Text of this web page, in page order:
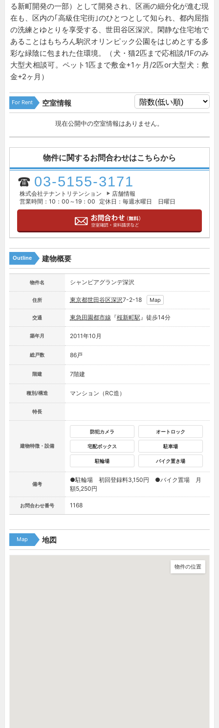
る新町開発の一部）として開発され、区画の細分化が進む現
在も、区内の｢高級住宅街｣のひとつとして知られ、都内屈指
の洗練とゆとりを享受する、世田谷区深沢。閑静な住宅地で
あることはもちろん駒沢オリンピック公園をはじめとする多
彩な緑陰に包まれた住環境。（犬・猫2匹まで応相談/1Fのみ
大型犬相談可。ペット1匹まで敷金+1ヶ月/2匹or大型犬：敷
金+2ヶ月）
For Rent 空室情報
現在公開中の空室情報はありません。
物件に関するお問合わせはこちらから
03-5155-3171
株式会社テナントリテンション
店舗情報
営業時間：10：00～19：00
定休日：毎週水曜日 日曜日
Outline 建物概要
物件名 シャンピアグランデ深沢
住所 東京都世田谷区深沢7-2-18 Map
交通 東急田園都市線 『桜新町駅』徒歩14分
築年月 2011年10月
総戸数 86戸
階建 7階建
種別/構造 マンション（RC造）
特長
建物特徴・設備
防犯カメラ オートロック
宅配ボックス 駐車場
駐輪場 バイク置き場
備考
●駐輪場 初回登録料3,150円 ●バイク置場 月
額5,250円
お問合わせ番号 1168
Map 地図
物件の位置